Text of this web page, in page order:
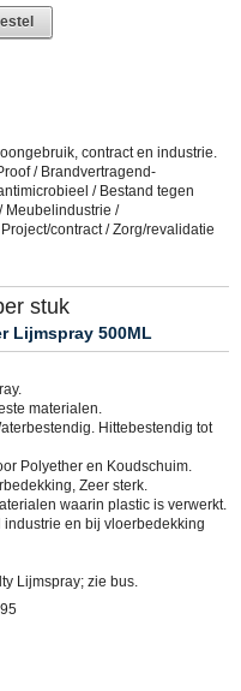
contract en industrie.
/ Brandvertragend-
/ Bestand tegen
Meubelindustrie /
contract / Zorg/revalidatie
stuk
Lijmspray 500ML
materialen.
Hittebestendig tot
Polyether en Koudschuim.
Zeer sterk.
waarin plastic is verwerkt.
en bij vloerbedekking
Lijmspray; zie bus.